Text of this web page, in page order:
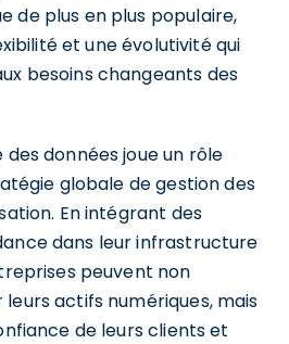
de plus en plus populaire,
et une évolutivité qui
besoins changeants des
données joue un rôle
globale de gestion des
En intégrant des
dans leur infrastructure
peuvent non
actifs numériques, mais
de leurs clients et